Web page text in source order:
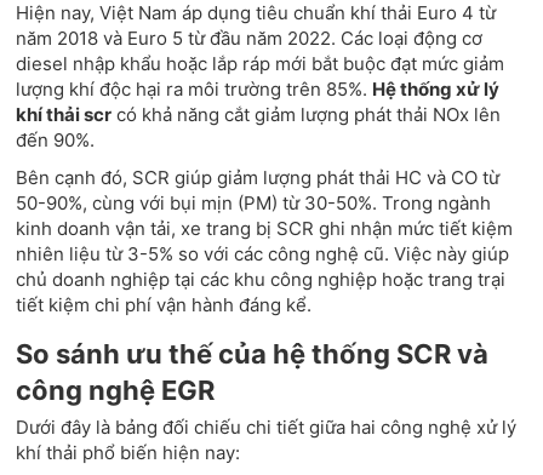
Hiện nay, Việt Nam áp dụng tiêu chuẩn khí thải Euro 4 từ
năm 2018 và Euro 5 từ đầu năm 2022. Các loại động cơ
diesel nhập khẩu hoặc lắp ráp mới bắt buộc đạt mức giảm
lượng khí độc hại ra môi trường trên 85%. Hệ thống xử lý
khí thải scr có khả năng cắt giảm lượng phát thải NOx lên
đến 90%.
Bên cạnh đó, SCR giúp giảm lượng phát thải HC và CO từ
50-90%, cùng với bụi mịn (PM) từ 30-50%. Trong ngành
kinh doanh vận tải, xe trang bị SCR ghi nhận mức tiết kiệm
nhiên liệu từ 3-5% so với các công nghệ cũ. Việc này giúp
chủ doanh nghiệp tại các khu công nghiệp hoặc trang trại
tiết kiệm chi phí vận hành đáng kể.
So sánh ưu thế của hệ thống SCR và
công nghệ EGR
Dưới đây là bảng đối chiếu chi tiết giữa hai công nghệ xử lý
khí thải phổ biến hiện nay: